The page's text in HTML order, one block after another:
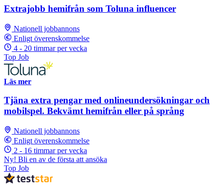
Extrajobb hemifrån som Toluna influencer
Nationell jobbannons
Enligt överenskommelse
4 - 20 timmar per vecka
Top Job
Läs mer
Tjäna extra pengar med onlineundersökningar och
mobilspel. Bekvämt hemifrån eller på språng
Nationell jobbannons
Enligt överenskommelse
2 - 16 timmar per vecka
Ny! Bli en av de första att ansöka
Top Job